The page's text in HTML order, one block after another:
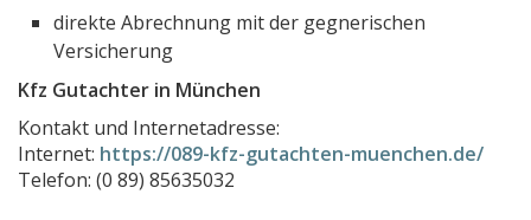
Sachverständigenbüro Gert Hohlfeld
Michael Abelski Hundegutachter
Gutachter für Schmuck Butschal
MEISTERWERK Kfz Gutachten
Dipl.-Ing. Raab. öbuv. Sachverständiger
direkte Abrechnung mit der gegnerischen
Versicherung
Kfz Gutachter in München
Kontakt und Internetadresse:
Internet: https://089-kfz-gutachten-muenchen.de/
Telefon: (0 89) 85635032